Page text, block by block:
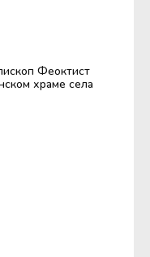
Феоктист
храме села